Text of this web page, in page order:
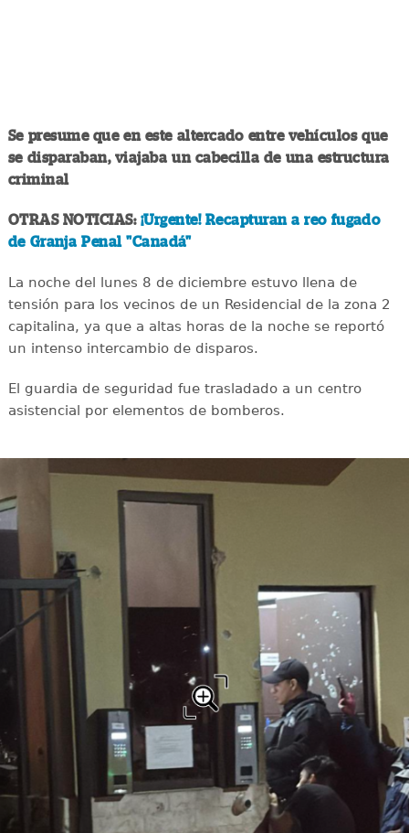
Se presume que en este altercado entre vehículos que
se disparaban, viajaba un cabecilla de una estructura
criminal
OTRAS NOTICIAS:¡Urgente! Recapturan a reo fugado
de Granja Penal "Canadá"
La noche del lunes 8 de diciembre estuvo llena de
tensión para los vecinos de un Residencial de la zona 2
capitalina, ya que a altas horas de la noche se reportó
un intenso intercambio de disparos.
El guardia de seguridad fue trasladado a un centro
asistencial por elementos de bomberos.